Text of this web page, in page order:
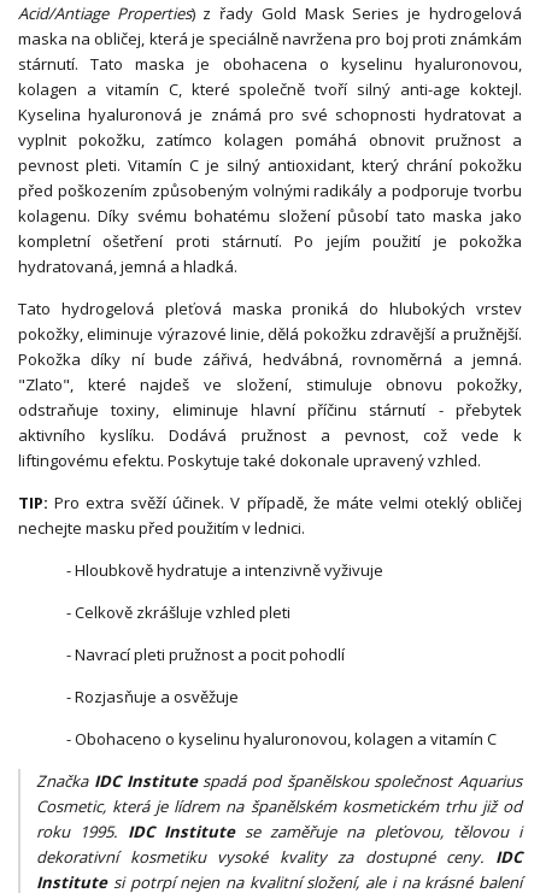
Acid/Antiage Properties) z řady Gold Mask Series je hydrogelová
maska na obličej, která je speciálně navržena pro boj proti známkám
stárnutí. Tato maska je obohacena o kyselinu hyaluronovou,
kolagen a vitamín C, které společně tvoří silný anti-age koktejl.
Kyselina hyaluronová je známá pro své schopnosti hydratovat a
vyplnit pokožku, zatímco kolagen pomáhá obnovit pružnost a
pevnost pleti. Vitamín C je silný antioxidant, který chrání pokožku
před poškozením způsobeným volnými radikály a podporuje tvorbu
kolagenu. Díky svému bohatému složení působí tato maska jako
kompletní ošetření proti stárnutí. Po jejím použití je pokožka
hydratovaná, jemná a hladká.
Tato hydrogelová pleťová maska proniká do hlubokých vrstev
pokožky, eliminuje výrazové linie, dělá pokožku zdravější a pružnější.
Pokožka díky ní bude zářivá, hedvábná, rovnoměrná a jemná.
"Zlato", které najdeš ve složení, stimuluje obnovu pokožky,
odstraňuje toxiny, eliminuje hlavní příčinu stárnutí - přebytek
aktivního kyslíku. Dodává pružnost a pevnost, což vede k
liftingovému efektu. Poskytuje také dokonale upravený vzhled.
TIP: Pro extra svěží účinek. V případě, že máte velmi oteklý obličej
nechejte masku před použitím v lednici.
- Hloubkově hydratuje a intenzivně vyživuje
- Celkově zkrášluje vzhled pleti
- Navrací pleti pružnost a pocit pohodlí
- Rozjasňuje a osvěžuje
- Obohaceno o kyselinu hyaluronovou, kolagen a vitamín C
Značka IDC Institutespadá pod španělskou společnost Aquarius
Cosmetic, která je lídrem na španělském kosmetickém trhu již od
roku 1995. IDC Institutese zaměřuje na pleťovou, tělovou i
dekorativní kosmetiku vysoké kvality za dostupné ceny. IDC
Institutesi potrpí nejen na kvalitní složení, ale i na krásné balení